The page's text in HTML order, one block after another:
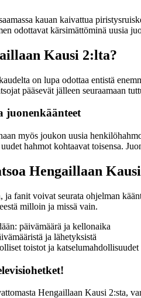
kauan kaivattua
odottavat kärsimättöminä uusia
Kausi 2:lta?
on lupa odottaa entistä
pääsevät jälleen seuraamaan
juonenkäänteet
myös joukon uusia
hahmot kohtaavat toisensa.
Hengaillaan
ja fanit voivat seurata ohjelman
milloin ja missä vain.
päivämäärä ja kellonaika
ja lähetyksistä
toistot ja katselumahdollisuudet
Hengaillaan Kausi 2:sta,